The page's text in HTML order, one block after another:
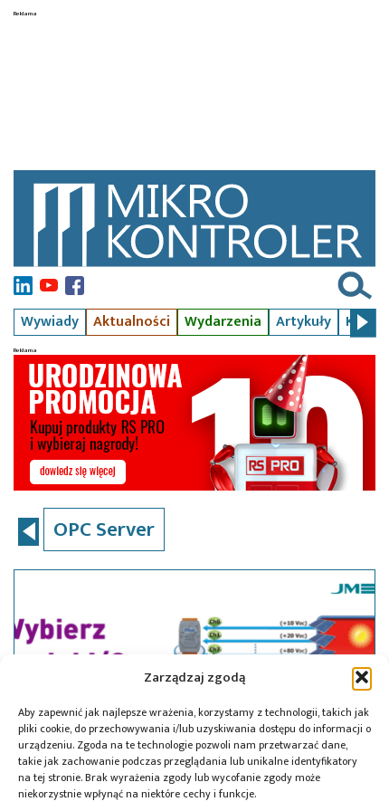
Zarządzaj zgodą
Aby zapewnić jak najlepsze wrażenia, korzystamy z technologii, takich jak
pliki cookie, do przechowywania i/lub uzyskiwania dostępu do informacji o
urządzeniu. Zgoda na te technologie pozwoli nam przetwarzać dane,
takie jak zachowanie podczas przeglądania lub unikalne identyfikatory
na tej stronie. Brak wyrażenia zgody lub wycofanie zgody może
niekorzystnie wpłynąć na niektóre cechy i funkcje.
Wywiady Aktualności Wydarzenia Artykuły Kursy
OPC Server